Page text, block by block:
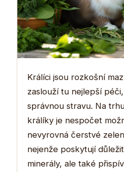
Králíci jsou rozkošní
zaslouží tu nejlepší
správnou stravu. Na
králíky je nespočet
nevyrovná čerstvé
nejenže poskytují
minerály, ale také